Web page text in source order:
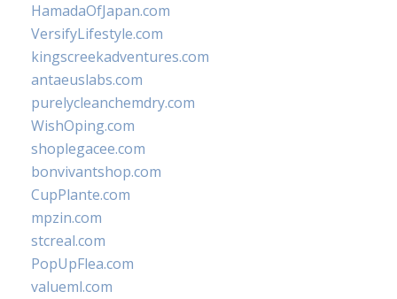
HamadaOfJapan.com
VersifyLifestyle.com
kingscreekadventures.com
antaeuslabs.com
purelycleanchemdry.com
WishOping.com
shoplegacee.com
bonvivantshop.com
CupPlante.com
mpzin.com
stcreal.com
PopUpFlea.com
valueml.com